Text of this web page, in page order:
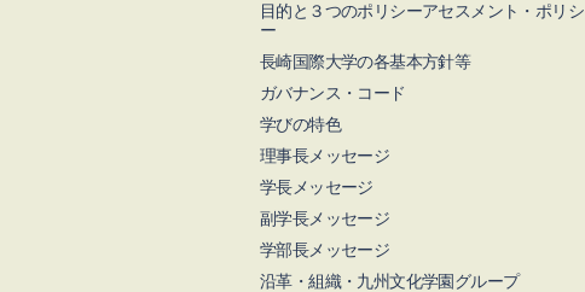
目的と３つのポリシーアセスメント・ポリシ
ー
長崎国際大学の各基本方針等
ガバナンス・コード
学びの特色
理事長メッセージ
学長メッセージ
副学長メッセージ
学部長メッセージ
沿革・組織・九州文化学園グループ